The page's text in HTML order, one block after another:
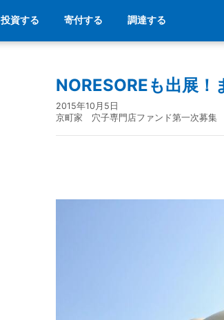
投資する 寄付する 調達する
NORESOREも出展
2015年10月5日
京町家 穴子専門店ファンド第一次募集